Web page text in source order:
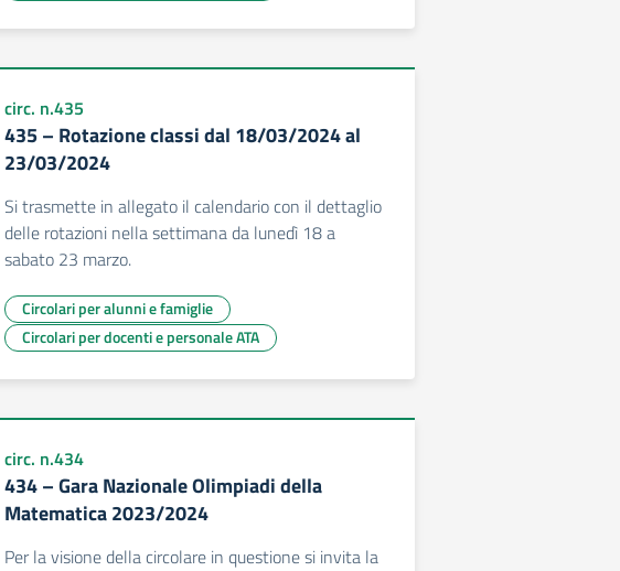
circ. n.435
435 – Rotazione classi dal 18/03/2024 al
23/03/2024
Si trasmette in allegato il calendario con il dettaglio
delle rotazioni nella settimana da lunedì 18 a
sabato 23 marzo.
Circolari per alunni e famiglie
Circolari per docenti e personale ATA
circ. n.434
434 – Gara Nazionale Olimpiadi della
Matematica 2023/2024
Per la visione della circolare in questione si invita la